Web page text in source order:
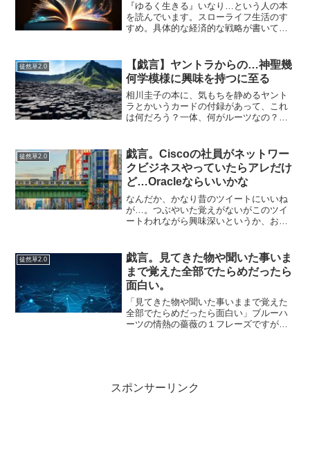
『ゆるく生きる』いなり…という人の本
を読んでいます。スローライフ生活のす
すめ。具体的な経済的な戦略が書いてあ
っちかというとメンタルを整える方向に
重きをおいている感じ。見...
徒然草2.0
【戯言】ヤントラからの…神聖幾
何学模様に興味を持つに至る
相川圭子の本に、気もちを静めるヤント
ラとかいうカードの付録があって、これ
は何だろう？一体、何がルーツなの？…
るか…と思っていて、気になって最近よ
くネットで調べていました...
徒然草2.0
戯言。Ciscoの社員がネットワー
クビジネスやっていたらアレだけ
ど…Oracleならいいかな
なんだか、かなり昔のツイートにいいね
が…。つぶやいた覚えがないがこのツイ
ートわれながら興味深いというか、おも
たら紛らわしいな。昔、ネットワークビ
ジネスってネ...
徒然草2.0
戯言。見てきた物や聞いた事いま
まで覚えた全部でたらめだったら
面白い。
「見てきた物や聞いた事いままで覚えた
全部でたらめだったら面白い」ブルーハ
ーツの情熱の薔薇の１フレーズですが、
スポンサーリンク